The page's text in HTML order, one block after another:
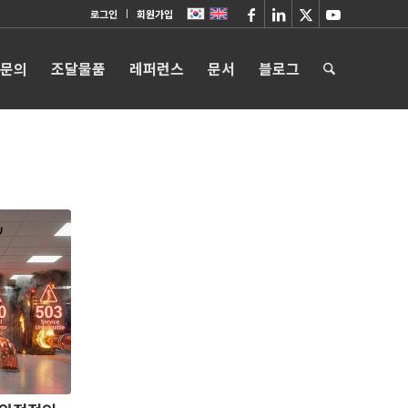
로그인 회원가입
의 조달물품 레퍼런스 문서 블로그